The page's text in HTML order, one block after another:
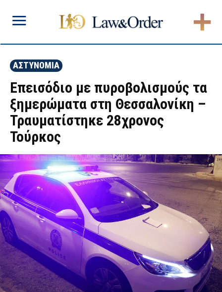
ΑΣΤΥΝΟΜΙΑ
Επεισόδιο με πυροβολισμούς τα
ξημερώματα στη Θεσσαλονίκη –
Τραυματίστηκε 28χρονος
Τούρκος